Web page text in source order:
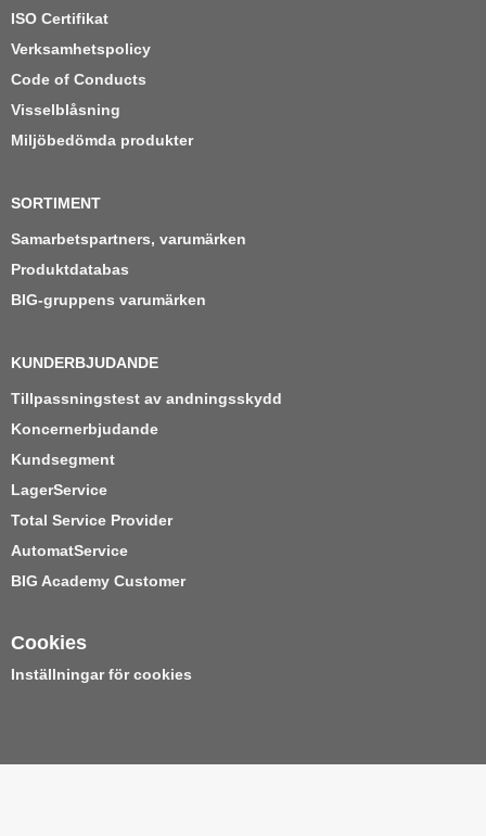
ISO Certifikat
Verksamhetspolicy
Code of Conducts
Visselblåsning
Miljöbedömda produkter
SORTIMENT
Samarbetspartners, varumärken
Produktdatabas
BIG-gruppens varumärken
KUNDERBJUDANDE
Tillpassningstest av andningsskydd
Koncernerbjudande
Kundsegment
LagerService
Total Service Provider
AutomatService
BIG Academy Customer
Cookies
Inställningar för cookies